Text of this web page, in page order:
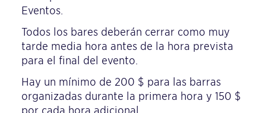
Eventos.
Todos los bares deberán cerrar como muy
tarde media hora antes de la hora prevista
para el final del evento.
Hay un mínimo de 200 $ para las barras
organizadas durante la primera hora y 150 $
por cada hora adicional.